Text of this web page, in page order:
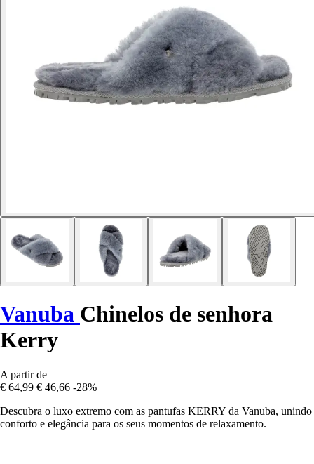
Vanuba Chinelos de senhora
Kerry
A partir de
€ 64,99 € 46,66 -28%
Descubra o luxo extremo com as pantufas KERRY da Vanuba, unindo
conforto e elegância para os seus momentos de relaxamento.